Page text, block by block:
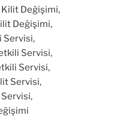
Kilit Değişimi,
Değişimi,
Servisi,
Servisi,
Servisi,
Servisi,
Servisi,